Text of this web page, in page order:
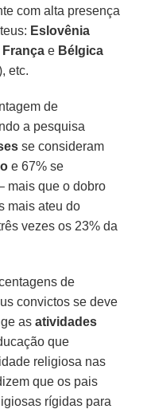
com alta presença
Eslovênia
França e Bélgica
etc.
de
a pesquisa
se consideram
e 67% se
mais que o dobro
mais ateu do
vezes os 23% da
de
convictos se deve
asatividades
que
religiosa nas
que os pais
rígidas para